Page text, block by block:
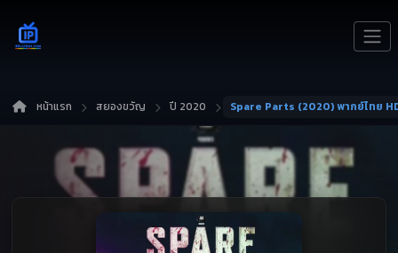
หน้าแรก สยองขวัญ ปี 2020 Spare Parts (2020) พากย์ไทย